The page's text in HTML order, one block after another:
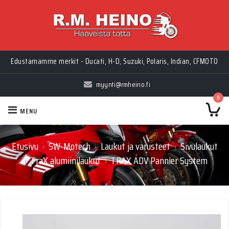
Edustamamme merkit - Ducati, H-D, Suzuki, Polaris, Indian, CFMOTO
myynti@rmheino.fi
0
MENU
Etusivu › SW-Motech › Laukut ja varusteet › Sivulaukut
› TraX alumiinilaukut › TRAX ADV Pannier System